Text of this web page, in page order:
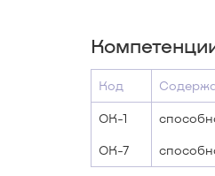
Код
ОК-1
ОК-7